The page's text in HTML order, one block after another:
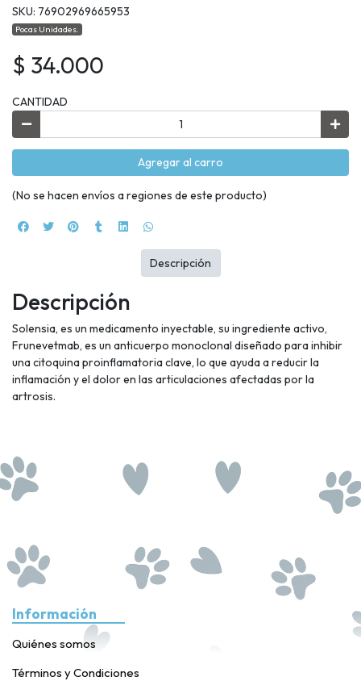
SKU: 76902969665953
Pocas Unidades.
$ 34.000
CANTIDAD
Agregar al carro
(No se hacen envíos a regiones de este producto)
Descripción
Solensia, es un medicamento inyectable, su ingrediente activo,
Frunevetmab, es un anticuerpo monoclonal diseñado para inhibir
una citoquina proinflamatoria clave, lo que ayuda a reducir la
inflamación y el dolor en las articulaciones afectadas por la
artrosis.
Descripción
Información
Quiénes somos
Términos y Condiciones